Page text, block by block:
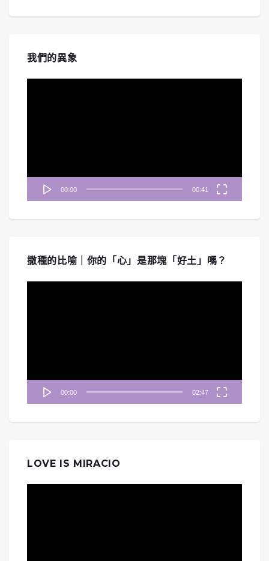
我們的異象
00:00 00:41
撒種的比喻｜你的「心」是那塊「好土」嗎？
00:00 02:47
LOVE IS MIRACIO